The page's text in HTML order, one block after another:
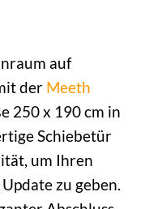
auf
der Meeth
250 x 190 cm in
Schiebetür
um Ihren
zu geben.